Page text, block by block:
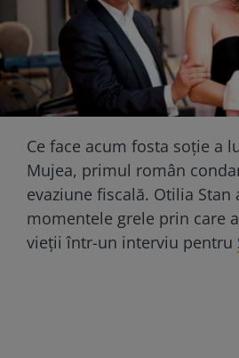
Ce face acum fosta soţie a
Mujea, primul român
evaziune fiscală. Otilia Stan
momentele grele prin care
vieţii într-un interviu pentru